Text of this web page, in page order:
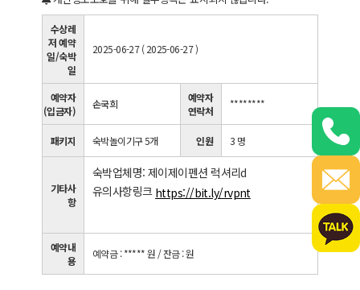
수상레
저 예약
일/숙박
일
2025-06-27 ( 2025-06-27 )
예약자
(입금자)
손국희
예약자
연락처
********
패키지 숙박놀이기구 5개 인원 3 명
기타사
항
숙박업체명: 제이제이펜션 럭셔리d
유의사항링크 https://bit.ly/rvpnt
예약내
용
예약금 : ***** 원 / 잔금 : 원